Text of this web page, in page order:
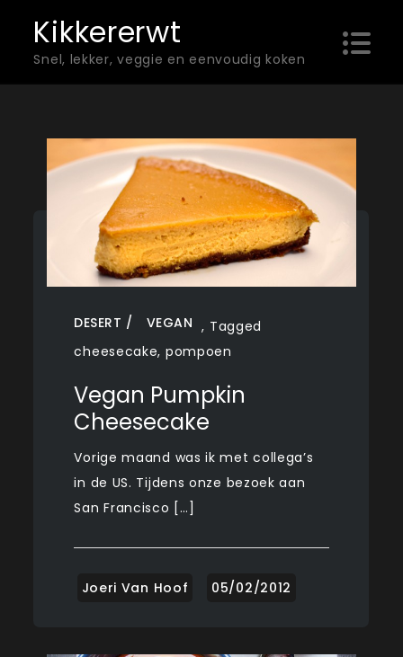
content
Kikkererwt
Snel, lekker, veggie en eenvoudig koken
DESERT ,
VEGAN
Tagged
cheesecake, pompoen
Vegan Pumpkin
Cheesecake
Vorige maand was ik met collega’s
in de US. Tijdens onze bezoek aan
San Francisco […]